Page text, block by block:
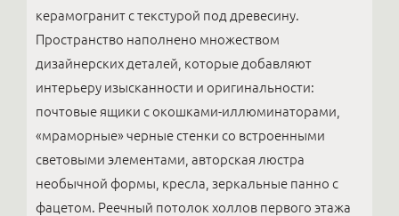
керамогранит с текстурой под древесину.
Пространство наполнено множеством
дизайнерских деталей, которые добавляют
интерьеру изысканности и оригинальности:
почтовые ящики с окошками-иллюминаторами,
«мраморные» черные стенки со встроенными
световыми элементами, авторская люстра
необычной формы, кресла, зеркальные панно с
фацетом. Реечный потолок холлов первого этажа